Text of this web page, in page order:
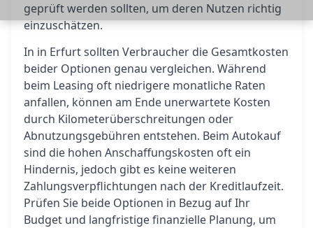
geprüft werden sollten, um deren Nutzen richtig
einzuschätzen.
In in Erfurt sollten Verbraucher die Gesamtkosten
beider Optionen genau vergleichen. Während
beim Leasing oft niedrigere monatliche Raten
anfallen, können am Ende unerwartete Kosten
durch Kilometerüberschreitungen oder
Abnutzungsgebühren entstehen. Beim Autokauf
sind die hohen Anschaffungskosten oft ein
Hindernis, jedoch gibt es keine weiteren
Zahlungsverpflichtungen nach der Kreditlaufzeit.
Prüfen Sie beide Optionen in Bezug auf Ihr
Budget und langfristige finanzielle Planung, um